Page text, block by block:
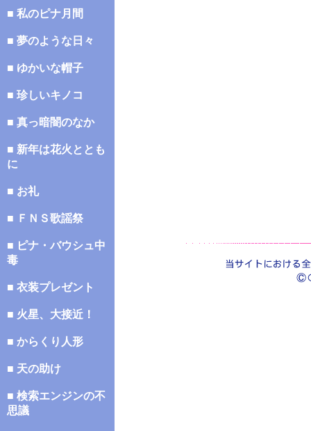
■ 私のピナ月間
■ 夢のような日々
■ ゆかいな帽子
■ 珍しいキノコ
■ 真っ暗闇のなか
■ 新年は花火ととも
に
■ お礼
■ ＦＮＳ歌謡祭
■ ピナ・バウシュ中
毒
■ 衣装プレゼント
■ 火星、大接近！
■ からくり人形
■ 天の助け
■ 検索エンジンの不
思議